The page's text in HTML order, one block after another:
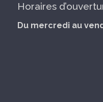
Horaires
Du mercredi au